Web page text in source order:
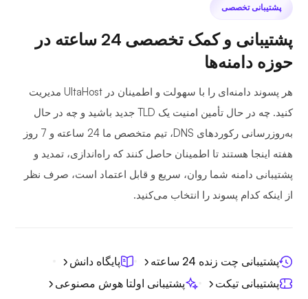
پشتیبانی تخصصی
پشتیبانی و کمک تخصصی 24 ساعته در
حوزه دامنه‌ها
هر پسوند دامنه‌ای را با سهولت و اطمینان در UltaHost مدیریت
کنید. چه در حال تأمین امنیت یک TLD جدید باشید و چه در حال
به‌روزرسانی رکوردهای DNS، تیم متخصص ما 24 ساعته و 7 روز
هفته اینجا هستند تا اطمینان حاصل کنند که راه‌اندازی، تمدید و
پشتیبانی دامنه شما روان، سریع و قابل اعتماد است، صرف نظر
از اینکه کدام پسوند را انتخاب می‌کنید.
پشتیبانی چت زنده 24 ساعته
پایگاه دانش
پشتیبانی تیکت
پشتیبانی اولتا هوش مصنوعی